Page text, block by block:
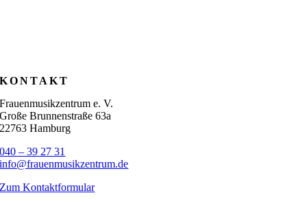
KONTAKT
Frauenmusikzentrum e. V.
Große Brunnenstraße 63a
22763 Hamburg
040 – 39 27 31
info@frauenmusikzentrum.de
Zum Kontaktformular